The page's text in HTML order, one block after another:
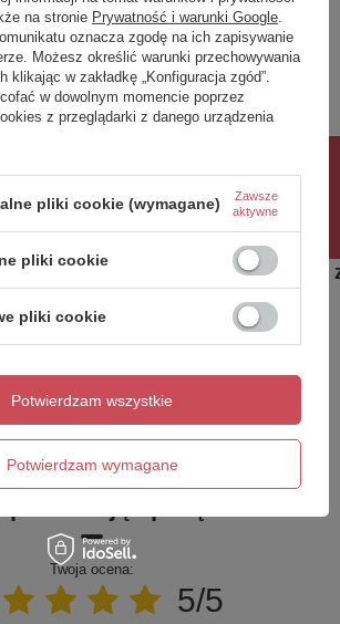
kosz na śmieci 5l, Soft Close
mat
zł
POTTY
, złoty
181,90
i odpowiedzi publikując
Twoja ocena:
5/5
na stronie Prywatność i warunki Google
oznacza zgodę na ich zapisywanie
Możesz określić warunki przechowywania
klikając w zakładkę „Konfiguracja zgód”.
w dowolnym momencie poprzez
z przeglądarki z danego urządzenia
pliki cookie (wymagane)
Zawsze
aktywne
pliki cookie
pliki cookie
Potwierdzam wymagane
Potwierdzam wszystkie